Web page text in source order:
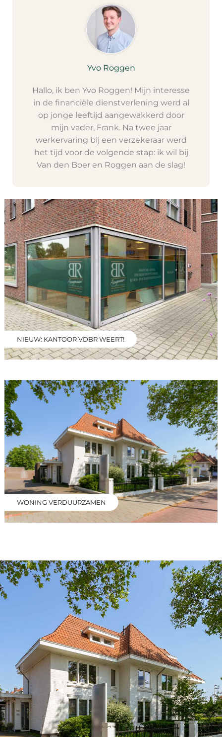
Yvo Roggen
Hallo, ik ben Yvo Roggen! Mijn interesse
in de financiële dienstverlening werd al
op jonge leeftijd aangewakkerd door
mijn vader, Frank. Na twee jaar
werkervaring bij een verzekeraar werd
het tijd voor de volgende stap: ik wil bij
Van den Boer en Roggen aan de slag!
NIEUW: KANTOOR VDBR WEERT!
WONING VERDUURZAMEN